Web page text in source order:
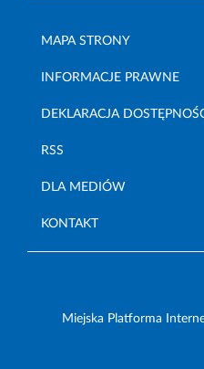
MAPA STRONY
INFORMACJE PRAWNE
DEKLARACJA
RSS
DLA MEDIÓW
KONTAKT
Miejska Platforma